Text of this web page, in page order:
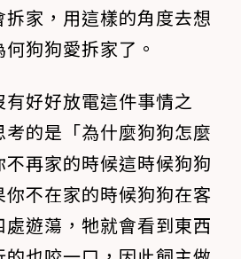
家，用這樣的角度去想
狗狗愛拆家了。
好好放電這件事情之
的是「為什麼狗狗怎麼
再家的時候這時候狗狗
不在家的時候狗狗在客
遊蕩，牠就會看到東西